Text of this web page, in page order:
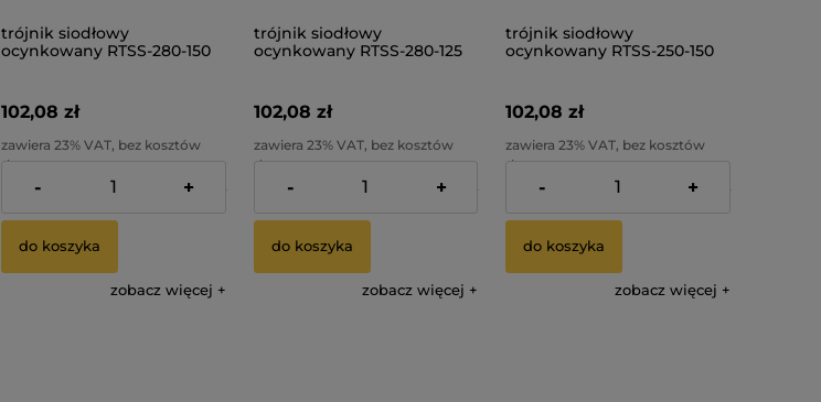
trójnik siodłowy
ocynkowany RTSS-280-150
102,08 zł
zawiera 23% VAT, bez kosztów
dostawy
Cena netto:
82,99 zł
- +
do koszyka
zobacz więcej
trójnik siodłowy
ocynkowany RTSS-280-125
102,08 zł
zawiera 23% VAT, bez kosztów
dostawy
Cena netto:
82,99 zł
- +
do koszyka
zobacz więcej
trójnik siodłowy
ocynkowany RTSS-250-150
102,08 zł
zawiera 23% VAT, bez kosztów
dostawy
Cena netto:
82,99 zł
- +
do koszyka
zobacz więcej